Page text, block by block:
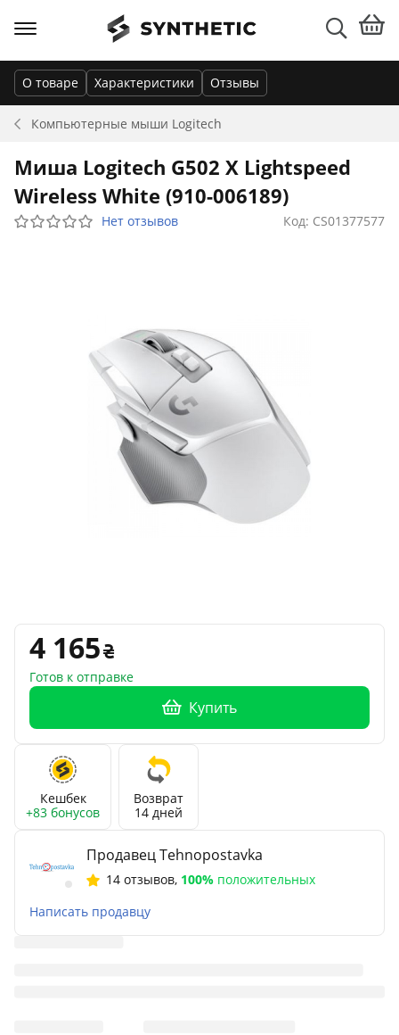
Компьютерные мыши Logitech
О товаре Характеристики Отзывы
Миша Logitech G502 X Lightspeed
Wireless White (910-006189)
Нет отзывов Код: CS01377577
4 165
Готов к отправке
Купить
Кешбек
+83 бонусов
Возврат
14 дней
Продавец Tehnopostavka
14 отзывов, 100% положительных
Написать продавцу